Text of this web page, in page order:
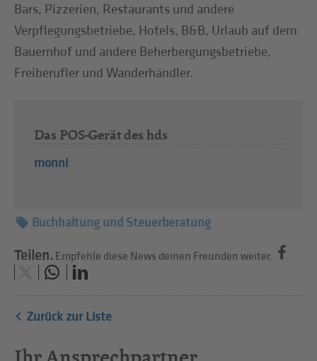
Bars, Pizzerien, Restaurants und andere
Verpflegungsbetriebe, Hotels, B&B, Urlaub auf dem
Bauernhof und andere Beherbergungsbetriebe,
Freiberufler und Wanderhändler.
Das POS-Gerät des hds
monni
Buchhaltung und Steuerberatung
Teilen. Empfehle diese News deinen Freunden weiter.
Zurück zur Liste